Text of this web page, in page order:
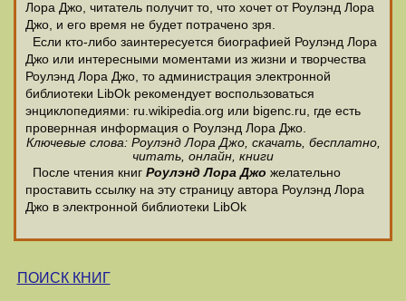
Лора Джо, читатель получит то, что хочет от Роулэнд Лора
Джо, и его время не будет потрачено зря.
Если кто-либо заинтересуется биографией Роулэнд Лора
Джо или интересными моментами из жизни и творчества
Роулэнд Лора Джо, то администрация электронной
библиотеки LibOk рекомендует воспользоваться
энциклопедиями: ru.wikipedia.org или bigenc.ru, где есть
провернная информация о Роулэнд Лора Джо.
Ключевые слова: Роулэнд Лора Джо, скачать, бесплатно,
читать, онлайн, книги
После чтения книг Роулэнд Лора Джо желательно
проставить ссылку на эту страницу автора Роулэнд Лора
Джо в электронной библиотеки LibOk
ПОИСК КНИГ